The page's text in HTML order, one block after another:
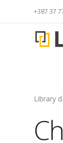
+387 37
Library